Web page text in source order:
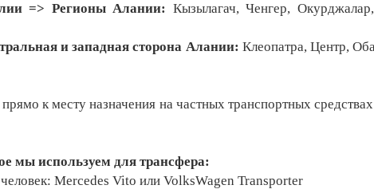
=> Регионы Алании: Кызылагач, Ченгер,
и западная сторона Алании: Клеопатра, Центр,
к месту назначения на частных транспортных
мы используем для трансфера:
Mercedes Vito или VolksWagen Transporter